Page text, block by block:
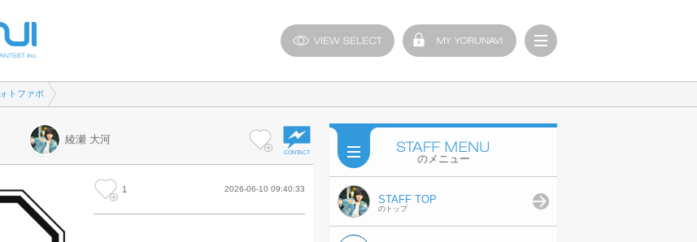
トファボ
綾瀬 大河
1 2026-06-10 09:40:33
のメニュー
STAFF TOP
のトップ